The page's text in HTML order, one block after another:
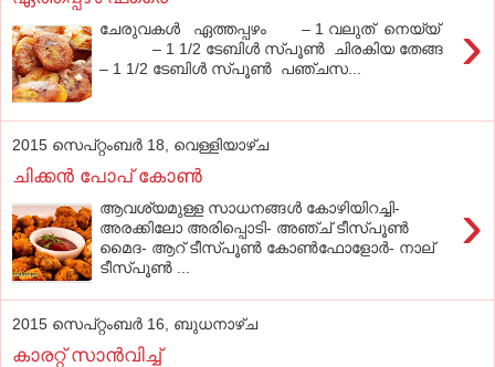
›
ചേരുവകള്‍ ഏത്തപ്പഴം – 1 വലുത് നെയ്യ്
– 1 1/2 ടേബിള്‍ സ്പൂണ്‍ ചിരകിയ തേങ്ങ
– 1 1/2 ടേബിള്‍ സ്പൂണ്‍ പഞ്ചസ...
2015 സെപ്റ്റംബർ 18, വെള്ളിയാഴ്‌ച
ചിക്കന്‍ പോപ്‌ കോണ്‍
›
ആവശ്യമുള്ള സാധനങ്ങള്‍ കോഴിയിറച്ചി-
അരക്കിലോ അരിപ്പൊടി- അഞ്ച്‌ ടീസ്‌പൂണ്‍
മൈദ- ആറ്‌ ടീസ്‌പൂണ്‍ കോണ്‍ഫോളോര്‍- നാല്‌
ടീസ്‌പൂണ്‍ ...
2015 സെപ്റ്റംബർ 16, ബുധനാഴ്‌ച
കാരറ്റ്‌ സാന്‍വിച്ച്‌